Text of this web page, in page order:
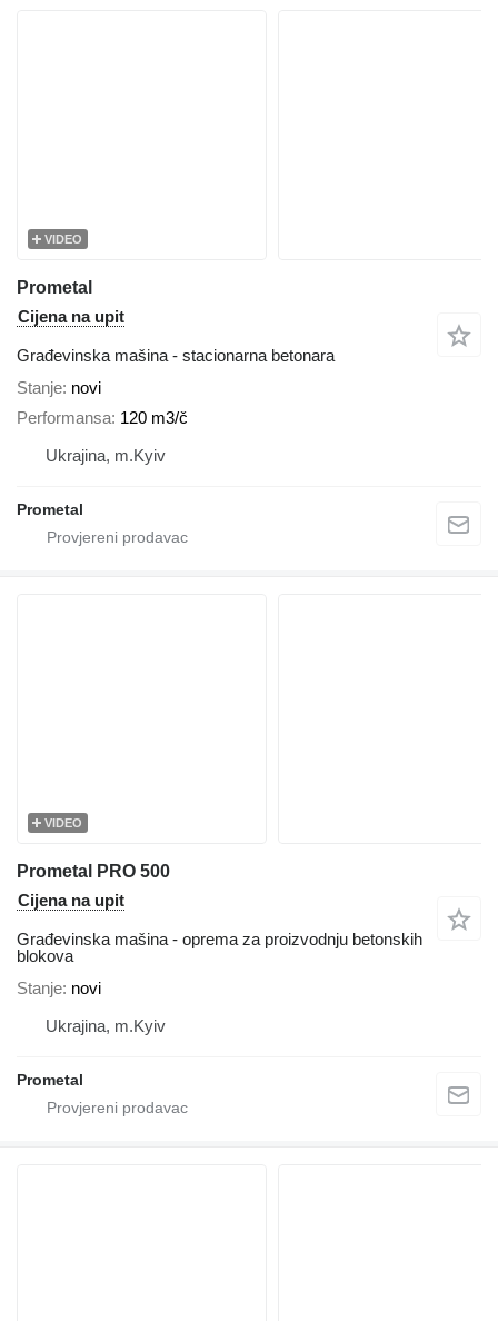
VIDEO
Prometal
Cijena na upit
Građevinska mašina - stacionarna betonara
Stanje novi
Performansa 120 m3/č
Ukrajina, m.Kyiv
Prometal
VIDEO
Prometal PRO 500
Cijena na upit
Građevinska mašina - oprema za proizvodnju betonskih
blokova
Stanje novi
Ukrajina, m.Kyiv
Prometal